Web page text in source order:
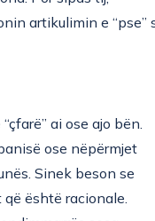
Por sipas tij,
artikulimin e “pse” si
ai ose ajo bën.
ose nëpërmjet
Sinek beson se
është racionale.